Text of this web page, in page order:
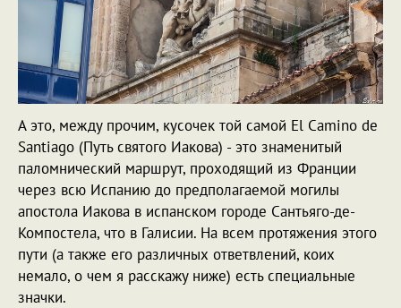
А это, между прочим, кусочек той самой El Camino de
Santiago (Путь святого Иакова) - это знаменитый
паломнический маршрут, проходящий из Франции
через всю Испанию до предполагаемой могилы
апостола Иакова в испанском городе Сантьяго-де-
Компостела, что в Галисии. На всем протяжения этого
пути (а также его различных ответвлений, коих
немало, о чем я расскажу ниже) есть специальные
значки.